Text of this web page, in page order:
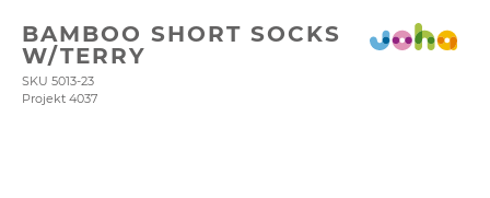
BAMBOO SHORT SOCKS
W/TERRY
SKU 5013-23
Projekt 4037